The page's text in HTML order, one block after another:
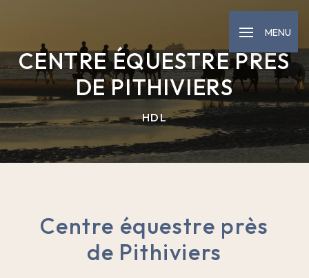
MENU
CENTRE ÉQUESTRE PRÈS
DE PITHIVIERS
HDL
Centre équestre près
de Pithiviers